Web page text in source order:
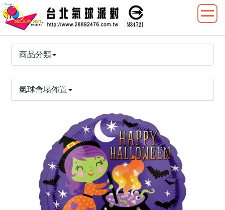
商品分類
氣球會場佈置